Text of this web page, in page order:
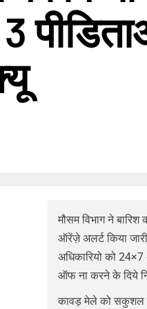
3
मौसम विभाग ने
ऑरेंज़े अलर्ट किया
अधिकारियो को
ऑफ ना करने के दिये
कावड़ मेले को सकुशल